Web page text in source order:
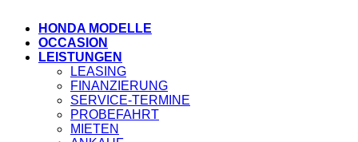
HONDA MODELLE
OCCASION
LEISTUNGEN
LEASING
FINANZIERUNG
SERVICE-TERMINE
PROBEFAHRT
MIETEN